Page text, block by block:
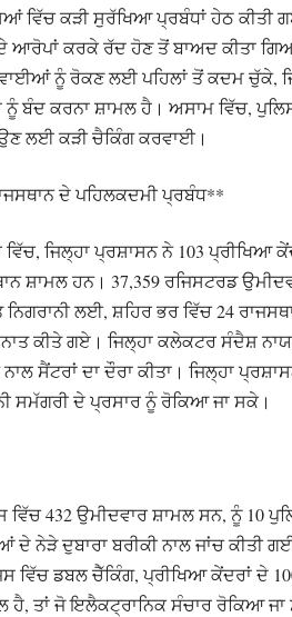
ਵਿੱਚ ਕੜੀ ਸੁਰੱਖਿਆ ਪ੍ਰਬੰਧਾਂ ਹੇਠ
ਆਰੋਪਾਂ ਕਰਕੇ ਰੱਦ ਹੋਣ ਤੋਂ ਬਾਅਦ ਕੀਤਾ
ਨੂੰ ਰੋਕਣ ਲਈ ਪਹਿਲਾਂ ਤੋਂ ਕਦਮ ਚੁੱਕੇ,
ਨੂੰ ਬੰਦ ਕਰਨਾ ਸ਼ਾਮਲ ਹੈ। ਅਸਾਮ ਵਿੱਚ,
ਲਈ ਕੜੀ ਚੈਕਿੰਗ ਕਰਵਾਈ।
ਦੇ ਪਹਿਲਕਦਮੀ ਪ੍ਰਬੰਧ**
ਜਿਲ੍ਹਾ ਪ੍ਰਸ਼ਾਸਨ ਨੇ 103 ਪ੍ਰੀਖਿਆ
ਸ਼ਾਮਲ ਹਨ। 37,359 ਰਜਿਸਟਰਡ
ਨਿਗਰਾਨੀ ਲਈ, ਸ਼ਹਿਰ ਭਰ ਵਿੱਚ 24
ਕੀਤੇ ਗਏ। ਜਿਲ੍ਹਾ ਕਲੇਕਟਰ ਸੰਦੈਸ਼
ਸੈਂਟਰਾਂ ਦਾ ਦੌਰਾ ਕੀਤਾ। ਜਿਲ੍ਹਾ
ਸਮੱਗਰੀ ਦੇ ਪ੍ਰਸਾਰ ਨੂੰ ਰੋਕਿਆ ਜਾ ਸਕੇ।
432 ਉਮੀਦਵਾਰ ਸ਼ਾਮਲ ਸਨ, ਨੂੰ 10
ਨੇੜੇ ਦੁਬਾਰਾ ਬਰੀਕੀ ਨਾਲ ਜਾਂਚ ਕੀਤੀ
ਡਬਲ ਚੈੱਕਿੰਗ, ਪ੍ਰੀਖਿਆ ਕੇਂਦਰਾਂ ਦੇ
ਤਾਂ ਜੋ ਇਲੈਕਟ੍ਰਾਨਿਕ ਸੰਚਾਰ ਰੋਕਿਆ ਜਾ